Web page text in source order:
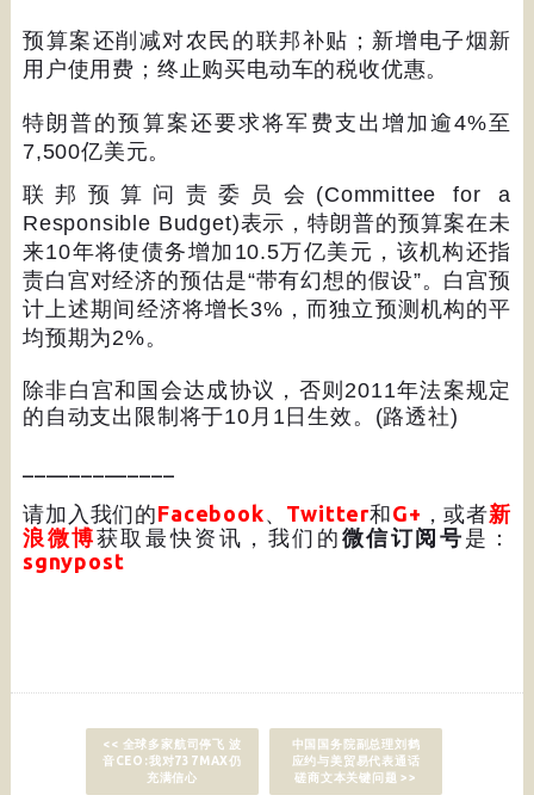
预算案还削减对农民的联邦补贴；新增电子烟新
用户使用费；终止购买电动车的税收优惠。
特朗普的预算案还要求将军费支出增加逾4%至
7,500亿美元。
联邦预算问责委员会 (Committee for a
Responsible Budget)表示，特朗普的预算案在未
来10年将使债务增加 10.5万亿美元，该机构还指
责白宫对经济的预估是“带有幻想的假设”。白宫预
计上述期间经济将增长3% ，而独立预测机构的平
均预期为2%。
除非白宫和国会达成协议，否则 2011年法案规定
的自动支出限制将于10 月 1 日生效。 (路透社)
请加入我们的Facebook、 Twitter和G+ ，或者新
浪微博获取最快资讯，我们的 微信订阅号 是：
sgnypost
<< 全球多家航司停飞 波
音CEO:我对737MAX仍
充满信心
中国国务院副总理刘鹤
应约与美贸易代表通话
磋商文本关键问题 >>